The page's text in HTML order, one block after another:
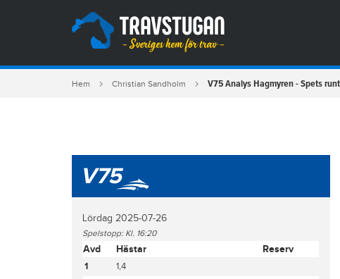
Hem Christian Sandholm V75 Analys Hagmyren - Spets
V75
Lördag 2025-07-26
Spelstopp: Kl. 16:20
Avd Hästar Reserv
1
1,4